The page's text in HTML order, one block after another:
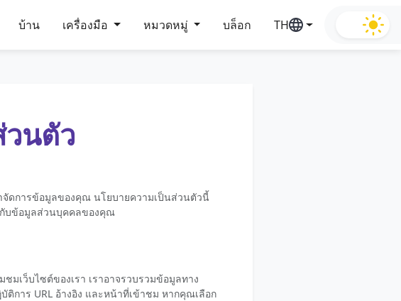
บ้าน เครื่องมือ หมวดหมู่ บล็อก TH
นตัว
จัดการข้อมูลของคุณ นโยบายความเป็นส่วนตัวนี้
กับข้อมูลส่วนบุคคลของคุณ
มเว็บไซต์ของเรา เราอาจรวบรวมข้อมูลทาง
ติการ URL อ้างอิง และหน้าที่เข้าชม หากคุณเลือก